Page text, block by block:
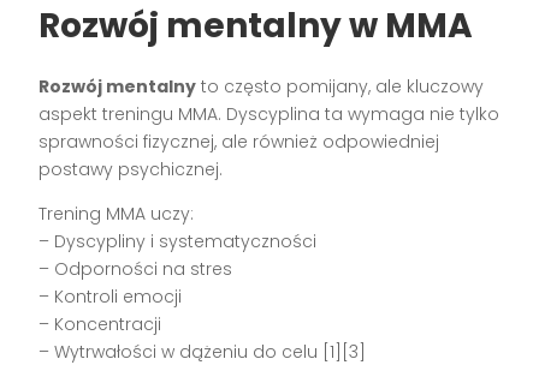
Rozwój mentalny w MMA
Rozwój mentalny to często pomijany, ale kluczowy
aspekt treningu MMA. Dyscyplina ta wymaga nie tylko
sprawności fizycznej, ale również odpowiedniej
postawy psychicznej.
Trening MMA uczy:
– Dyscypliny i systematyczności
– Odporności na stres
– Kontroli emocji
– Koncentracji
– Wytrwałości w dążeniu do celu [1][3]